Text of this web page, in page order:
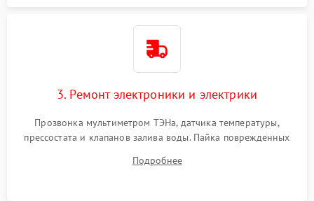
3. Ремонт электроники и электрики
Прозвонка мультиметром ТЭНа, датчика температуры,
прессостата и клапанов залива воды. Пайка поврежденных
Восстановление целостности проводки и контактов.
Подробнее